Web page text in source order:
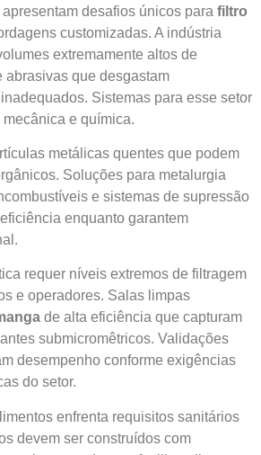
desafios únicos para filtro
customizadas. A indústria
extremamente altos de
abrasivas que desgastam
Sistemas para esse setor
e química.
metálicas quentes que podem
Soluções para metalurgia
e sistemas de supressão
enquanto garantem
requer níveis extremos de filtragem
e operadores. Salas limpas
de alta eficiência que capturam
submicromêtricos. Validações
desempenho conforme exigências
do setor.
enfrenta requisitos sanitários
devem ser construídos com